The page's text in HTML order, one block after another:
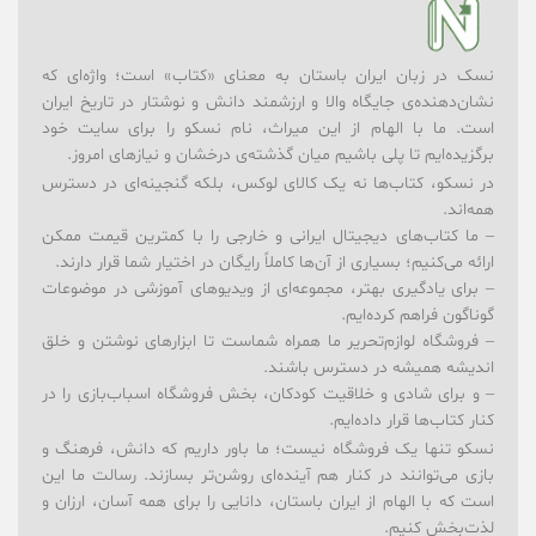
نسک در زبان ایران باستان به معنای «کتاب» است؛ واژه‌ای که
نشان‌دهنده‌ی جایگاه والا و ارزشمند دانش و نوشتار در تاریخ ایران
است. ما با الهام از این میراث، نام نسکو را برای سایت خود
برگزیده‌ایم تا پلی باشیم میان گذشته‌ی درخشان و نیازهای امروز.
در نسکو، کتاب‌ها نه یک کالای لوکس، بلکه گنجینه‌ای در دسترس
همه‌اند.
– ما کتاب‌های دیجیتال ایرانی و خارجی را با کمترین قیمت ممکن
ارائه می‌کنیم؛ بسیاری از آن‌ها کاملاً رایگان در اختیار شما قرار دارند.
– برای یادگیری بهتر، مجموعه‌ای از ویدیوهای آموزشی در موضوعات
گوناگون فراهم کرده‌ایم.
– فروشگاه لوازم‌تحریر ما همراه شماست تا ابزارهای نوشتن و خلق
اندیشه همیشه در دسترس باشند.
– و برای شادی و خلاقیت کودکان، بخش فروشگاه اسباب‌بازی را در
کنار کتاب‌ها قرار داده‌ایم.
نسکو تنها یک فروشگاه نیست؛ ما باور داریم که دانش، فرهنگ و
بازی می‌توانند در کنار هم آینده‌ای روشن‌تر بسازند. رسالت ما این
است که با الهام از ایران باستان، دانایی را برای همه آسان، ارزان و
لذت‌بخش کنیم.